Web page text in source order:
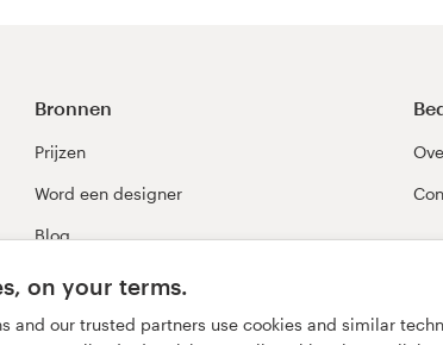
on your terms.
and our trusted partners use cookies and similar
Bronnen
Prijzen
Word een designer
Blog